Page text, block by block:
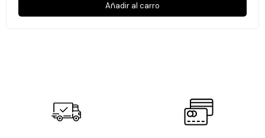
Añadir al carro